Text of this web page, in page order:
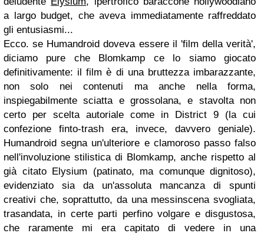
a largo budget, che aveva immediatamente raffreddato
gli entusiasmi...
Ecco. se Humandroiddoveva essere il 'film della verità',
diciamo pure che Blomkamp ce lo siamo giocato
definitivamente: il film è di una bruttezza imbarazzante,
non solo nei contenuti ma anche nella forma,
inspiegabilmente sciatta e grossolana, e stavolta non
certo per scelta autoriale come in District 9 (la cui
confezione finto-trash era, invece, davvero geniale).
Humandroidsegna un'ulteriore e clamoroso passo falso
nell'involuzione stilistica di Blomkamp, anche rispetto al
già citato Elysium (patinato, ma comunque dignitoso),
evidenziato sia da un'assoluta mancanza di spunti
creativi che, soprattutto, da una messinscena svogliata,
trasandata, in certe parti perfino volgare e disgustosa,
che raramente mi era capitato di vedere in una